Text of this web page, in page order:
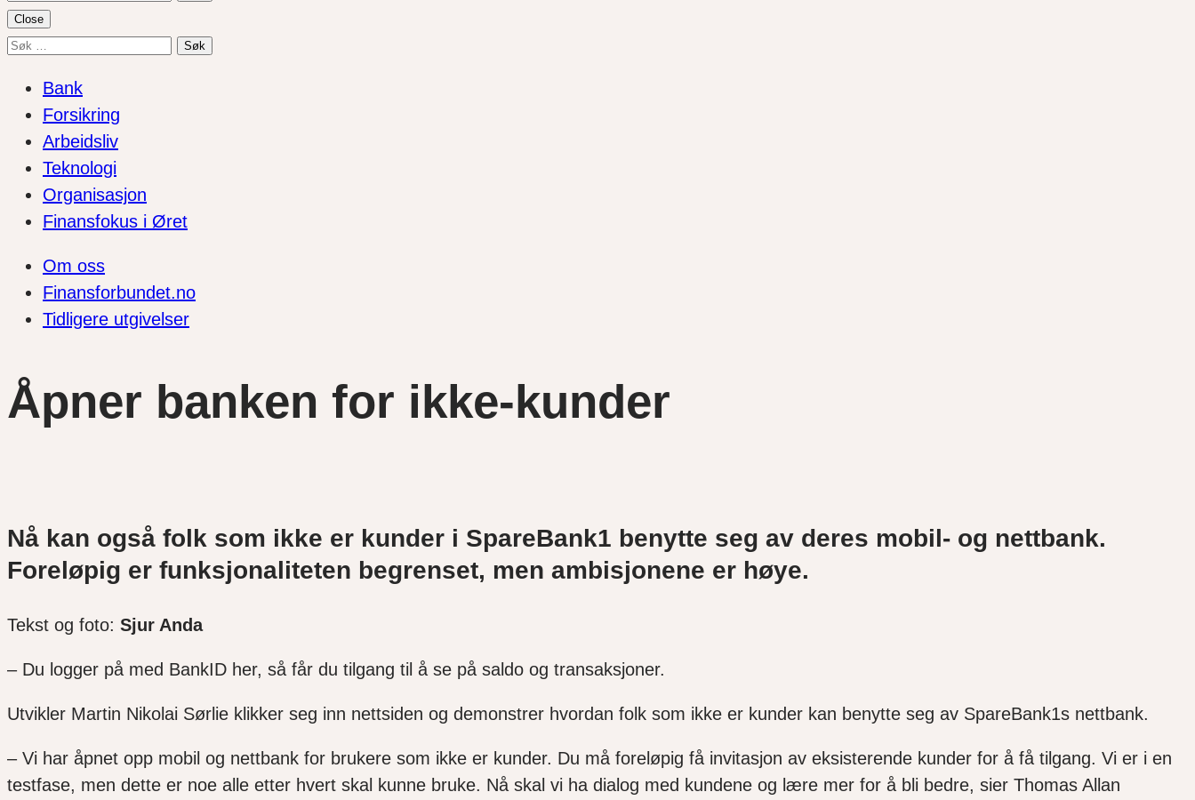
etter:
Close
Søk
Bank
Forsikring
Arbeidsliv
Teknologi
Organisasjon
Finansfokus i Øret
Om oss
Finansforbundet.no
Tidligere utgivelser
Åpner banken for ikke-kunder
Nå kan også folk som ikke er kunder i SpareBank1 benytte seg av deres mobil- og nettbank.
Foreløpig er funksjonaliteten begrenset, men ambisjonene er høye.
Tekst og foto: Sjur Anda
– Du logger på med BankID her, så får du tilgang til å se på saldo og transaksjoner.
Utvikler Martin Nikolai Sørlie klikker seg inn nettsiden og demonstrer hvordan folk som ikke er kunder kan benytte seg av SpareBank1s nettbank.
– Vi har åpnet opp mobil og nettbank for brukere som ikke er kunder. Du må foreløpig få invitasjon av eksisterende kunder for å få tilgang. Vi er i en
testfase, men dette er noe alle etter hvert skal kunne bruke. Nå skal vi ha dialog med kundene og lære mer for å bli bedre, sier Thomas Allan